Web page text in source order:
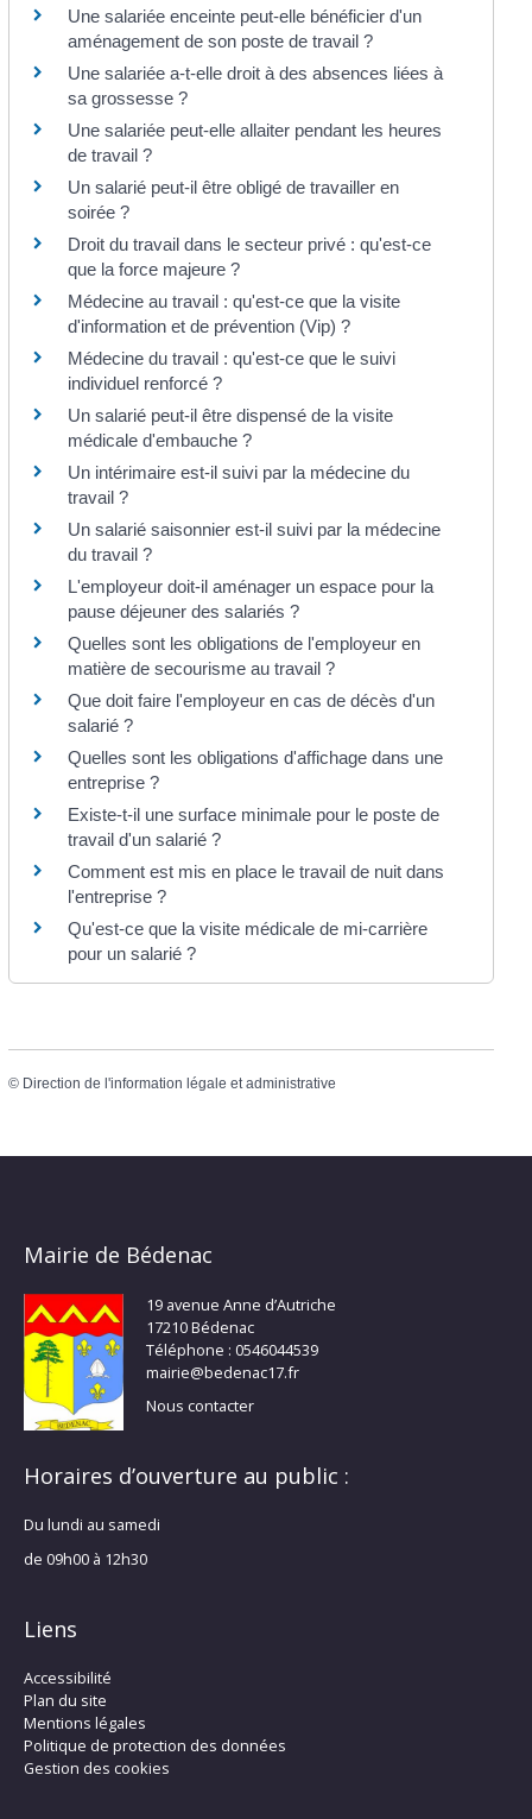
Une salariée enceinte peut-elle bénéficier d'un
aménagement de son poste de travail ?
Une salariée a-t-elle droit à des absences liées à
sa grossesse ?
Une salariée peut-elle allaiter pendant les heures
de travail ?
Un salarié peut-il être obligé de travailler en
soirée ?
Droit du travail dans le secteur privé : qu'est-ce
que la force majeure ?
Médecine au travail : qu'est-ce que la visite
d'information et de prévention (Vip) ?
Médecine du travail : qu'est-ce que le suivi
individuel renforcé ?
Un salarié peut-il être dispensé de la visite
médicale d'embauche ?
Un intérimaire est-il suivi par la médecine du
travail ?
Un salarié saisonnier est-il suivi par la médecine
du travail ?
L'employeur doit-il aménager un espace pour la
pause déjeuner des salariés ?
Quelles sont les obligations de l'employeur en
matière de secourisme au travail ?
Que doit faire l'employeur en cas de décès d'un
salarié ?
Quelles sont les obligations d'affichage dans une
entreprise ?
Existe-t-il une surface minimale pour le poste de
travail d'un salarié ?
Comment est mis en place le travail de nuit dans
l'entreprise ?
Qu'est-ce que la visite médicale de mi-carrière
pour un salarié ?
© Direction de l'information légale et administrative
Mairie de Bédenac
19 avenue Anne d’Autriche
17210 Bédenac
Téléphone : 0546044539
mairie@bedenac17.fr
Nous contacter
Horaires d’ouverture au public :
Du lundi au samedi
de 09h00 à 12h30
Liens
Accessibilité
Plan du site
Mentions légales
Politique de protection des données
Gestion des cookies